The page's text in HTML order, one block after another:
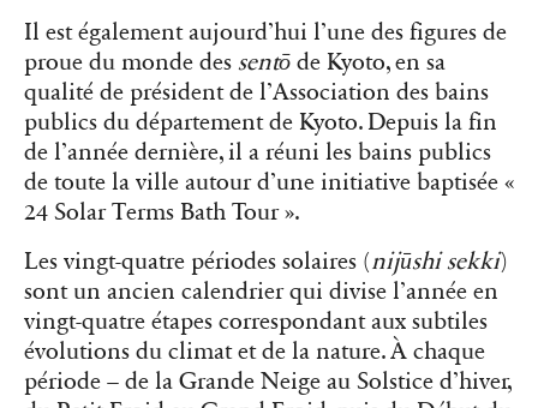
Il est également aujourd’hui l’une des figures de
proue du monde des sentō de Kyoto, en sa
qualité de président de l’Association des bains
publics du département de Kyoto. Depuis la fin
de l’année dernière, il a réuni les bains publics
de toute la ville autour d’une initiative baptisée «
24 Solar Terms Bath Tour ».
Les vingt-quatre périodes solaires (nijūshi sekki)
sont un ancien calendrier qui divise l’année en
vingt-quatre étapes correspondant aux subtiles
évolutions du climat et de la nature. À chaque
période – de la Grande Neige au Solstice d’hiver,